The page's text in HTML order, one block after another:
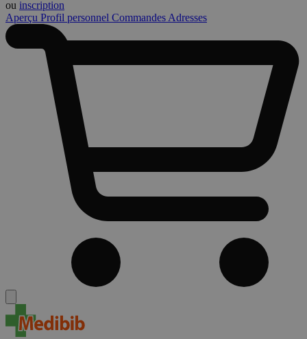
ou inscription
Aperçu Profil personnel Commandes Adresses